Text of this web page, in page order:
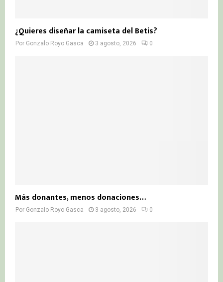
¿Quieres diseñar la camiseta del Betis?
Por Gonzalo Royo Gasca 3 agosto, 2026 0
Más donantes, menos donaciones…
Por Gonzalo Royo Gasca 3 agosto, 2026 0